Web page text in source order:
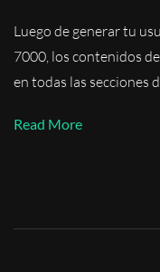
Luego de generar tu
7000, los contenidos
en todas las secciones
Read More